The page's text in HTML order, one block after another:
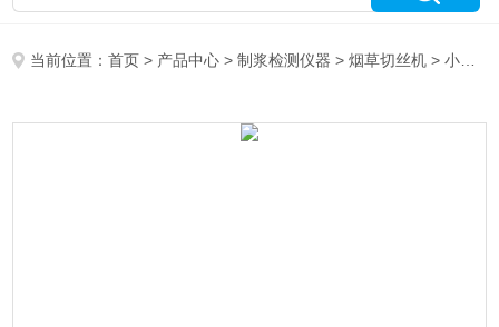
当前位置：首页 > 产品中心 >制浆检测仪器 >烟草切丝机 > 小型电动烟叶切丝机